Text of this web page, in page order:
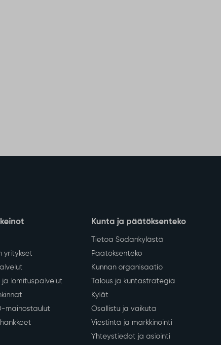
yritykset
lomituspalvelut
mainostaulut
Kunta ja päätöksenteko
Tietoa Sodankylästä
Päätöksenteko
Kunnan organisaatio
Talous ja kuntastrategia
Kylät
Osallistu ja vaikuta
Viestintä ja markkinointi
Yhteystiedot ja asiointi